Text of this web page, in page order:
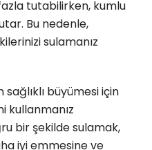
tutabilirken, kumlu
Bu nedenle,
sulamanız
büyümesi için
kullanmanız
bir şekilde sulamak,
iyi emmesine ve